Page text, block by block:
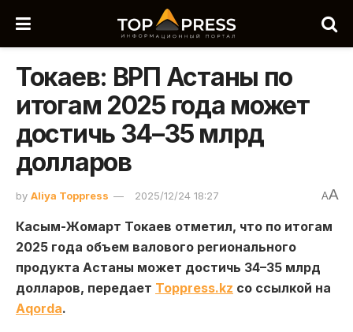
Токаев: ВРП Астаны по
итогам 2025 года может
достичь 34–35 млрд
долларов
by Aliya Toppress 2025/12/24 18:27 AA
Касым-Жомарт Токаев отметил, что по итогам
2025 года объем валового регионального
продукта Астаны может достичь 34–35 млрд
долларов, передает Toppress.kz со ссылкой на
Aqorda.